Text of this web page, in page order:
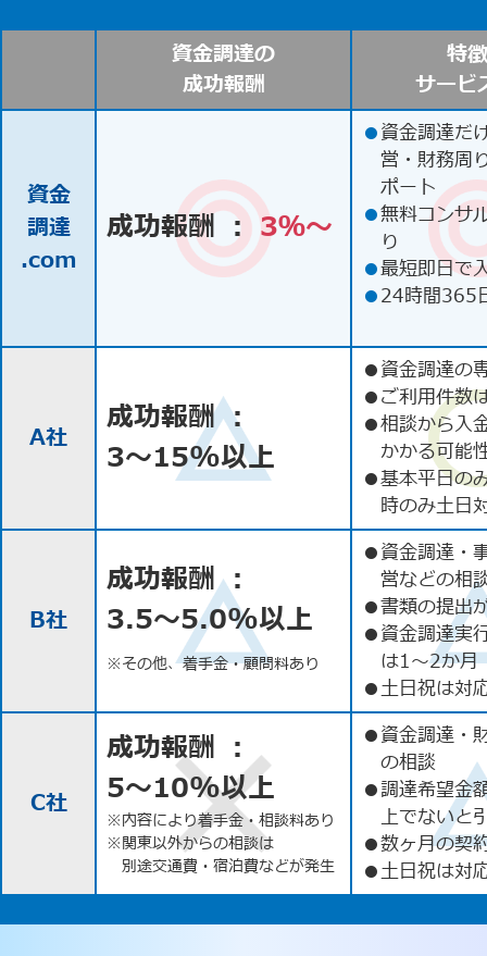
資金調達の
成功報酬
特
サービ
資金
調達
.com
成功報酬 ： 3％〜
●資金調達だ
営・財務周
ポート
●無料コンサ
り
●最短即日で
●24時間365
A社
成功報酬 ：
3〜15%以上
●資金調達の
●ご利用件数
●相談から入
かかる可能
●基本平日の
時のみ土日
B社
成功報酬 ：
3.5〜5.0%以上
※その他、着手金・顧問料あり
●資金調達・
営などの相
●書類の提出
●資金調達実
は1〜2か月
●土日祝は対
C社
成功報酬 ：
5〜10%以上
※内容により着手金・相談料あり
※関東以外からの相談は
別途交通費・宿泊費などが発生
●資金調達・
の相談
●調達希望金
上でないと
●数ヶ月の契
●土日祝は対